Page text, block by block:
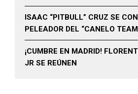
ISAAC “PITBULL” CRUZ SE
PELEADOR DEL “CANELO
¡CUMBRE EN MADRID!
JR SE REÚNEN